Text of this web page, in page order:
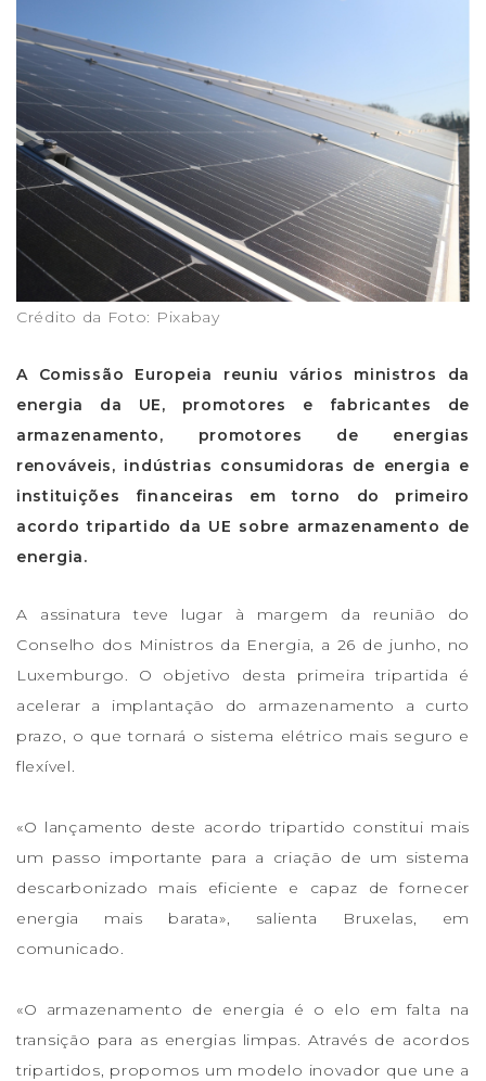
Crédito da Foto: Pixabay
A Comissão Europeia reuniu vários ministros da
energia da UE, promotores e fabricantes de
armazenamento, promotores de energias
renováveis, indústrias consumidoras de energia e
instituições financeiras em torno do primeiro
acordo tripartido da UE sobre armazenamento de
energia.
A assinatura teve lugar à margem da reunião do
Conselho dos Ministros da Energia, a 26 de junho, no
Luxemburgo. O objetivo desta primeira tripartida é
acelerar a implantação do armazenamento a curto
prazo, o que tornará o sistema elétrico mais seguro e
flexível.
«O lançamento deste acordo tripartido constitui mais
um passo importante para a criação de um sistema
descarbonizado mais eficiente e capaz de fornecer
energia mais barata», salienta Bruxelas, em
comunicado.
«O armazenamento de energia é o elo em falta na
transição para as energias limpas. Através de acordos
tripartidos, propomos um modelo inovador que une a